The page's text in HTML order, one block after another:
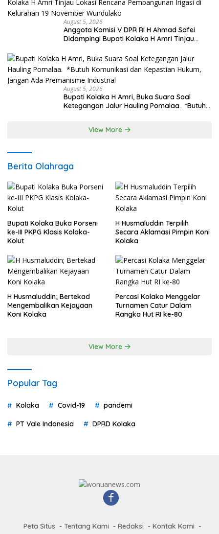
August 5, 2026
Anggota Komisi V DPR RI H Ahmad Safei
Didampingi Bupati Kolaka H Amri Tinjau
Kelurahan 19 November Wundulako
August 5, 2026
Bupati Kolaka H Amri, Buka Suara Soal
Ketegangan Jalur Hauling Pomalaa. *Butuh
View More
Berita Olahraga
Bupati Kolaka Buka Porseni
ke-III PKPG Klasis Kolaka-
Kolut
H Husmaluddin Terpilih
Secara Aklamasi Pimpin Koni
Kolaka
H Husmaluddin; Bertekad
Mengembalikan Kejayaan
Koni Kolaka
Percasi Kolaka Menggelar
Turnamen Catur Dalam
Rangka Hut RI ke-80
View More
Popular Tag
Kolaka Covid-19 pandemi
PT Vale Indonesia DPRD Kolaka
Peta Situs Tentang Kami Redaksi
Kontak Kami